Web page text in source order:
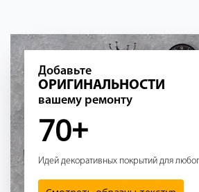
Добавьте
ОРИГИНАЛЬНОСТИ
вашему ремонту
70+
Идей декоративных покрытий для